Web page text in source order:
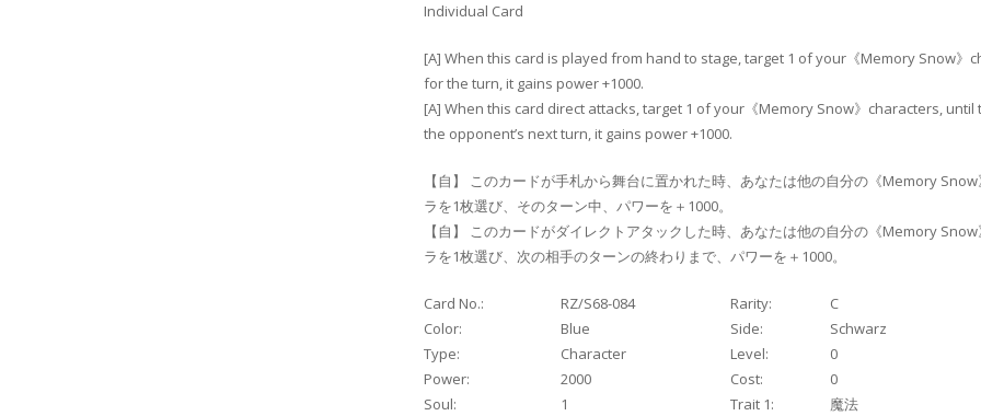
Individual Card
[A] When this card is played from hand to stage, target 1 of your《Memory Snow》
for the turn, it gains power +1000.
[A] When this card direct attacks, target 1 of your《Memory Snow》characters, until
the opponent’s next turn, it gains power +1000.
【自】 このカードが手札から舞台に置かれた時、あなたは他の自分の《Memory Snow
ラを1枚選び、そのターン中、パワーを＋1000。
【自】 このカードがダイレクトアタックした時、あなたは他の自分の《Memory Snow
ラを1枚選び、次の相手のターンの終わりまで、パワーを＋1000。
Card No.: RZ/S68-084 Rarity:
C
Color:
Blue Side:
Schwarz
Type:
Character Level:
0
Power:
2000 Cost:
0
Soul:
1 Trait 1:
魔法